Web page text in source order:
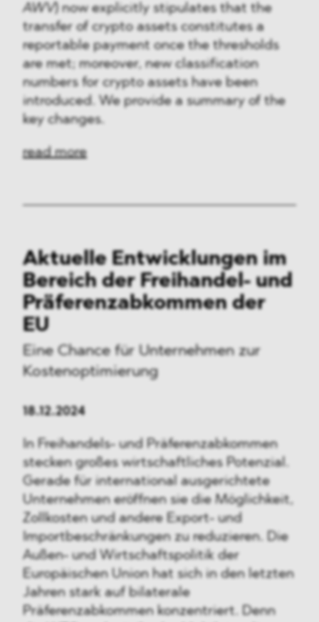
AWV) now explicitly stipulates that the
transfer of crypto assets constitutes a
reportable payment once the thresholds
are met; moreover, new classification
numbers for crypto assets have been
introduced. We provide a summary of the
key changes.
read more
Aktuelle Entwicklungen im
Bereich der Freihandel- und
Präferenzabkommen der
EU
Eine Chance für Unternehmen zur
Kostenoptimierung
18.12.2024
In Freihandels- und Präferenzabkommen
stecken großes wirtschaftliches Potenzial.
Gerade für international ausgerichtete
Unternehmen eröffnen sie die Möglichkeit,
Zollkosten und andere Export- und
Importbeschränkungen zu reduzieren. Die
Außen- und Wirtschaftspolitik der
Europäischen Union hat sich in den letzten
Jahren stark auf bilaterale
Präferenzabkommen konzentriert. Denn